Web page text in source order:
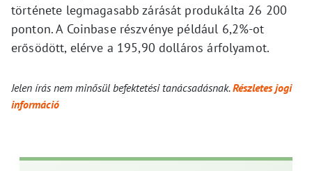
története legmagasabb zárását produkálta 26 200
ponton. A Coinbase részvénye például 6,2%-ot
erősödött, elérve a 195,90 dolláros árfolyamot.
Jelen írás nem minősül befektetési tanácsadásnak.Részletes jogi
információ